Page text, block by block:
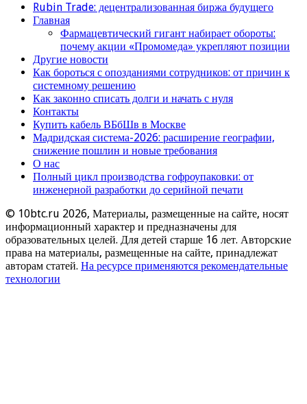
Rubin Trade: децентрализованная биржа будущего
Главная
Фармацевтический гигант набирает обороты:
почему акции «Промомеда» укрепляют позиции
Другие новости
Как бороться с опозданиями сотрудников: от причин к
системному решению
Как законно списать долги и начать с нуля
Контакты
Купить кабель ВБбШв в Москве
Мадридская система-2026: расширение географии,
снижение пошлин и новые требования
О нас
Полный цикл производства гофроупаковки: от
инженерной разработки до серийной печати
© 10btc.ru 2026, Материалы, размещенные на сайте, носят
информационный характер и предназначены для
образовательных целей. Для детей старше 16 лет. Авторские
права на материалы, размещенные на сайте, принадлежат
авторам статей. На ресурсе применяются рекомендательные
технологии